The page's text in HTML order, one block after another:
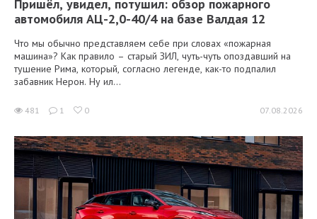
Пришёл, увидел, потушил: обзор пожарного
автомобиля АЦ-2,0-40/4 на базе Валдая 12
Что мы обычно представляем себе при словах «пожарная
машина»? Как правило – старый ЗИЛ, чуть-чуть опоздавший на
тушение Рима, который, согласно легенде, как-то подпалил
забавник Нерон. Ну ил...
481 1 0 07.08.2026